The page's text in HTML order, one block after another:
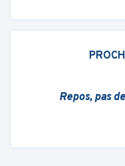
Repos, pas